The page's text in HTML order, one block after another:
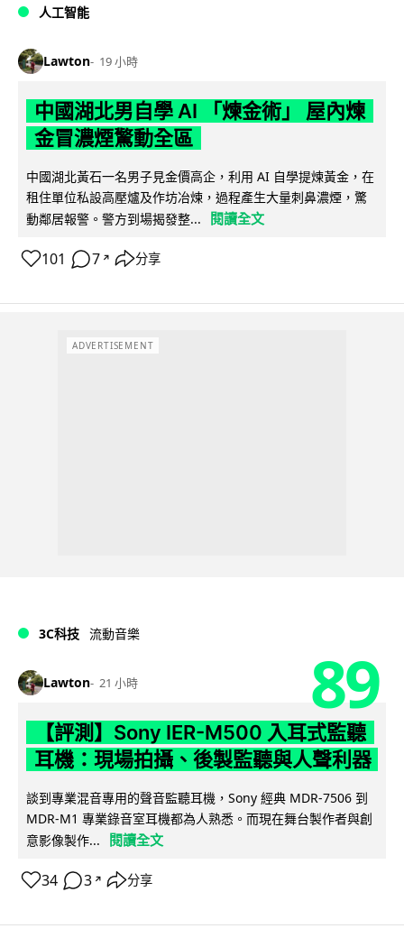
人工智能
Lawton 19 小時
中國湖北男自學 AI 「煉金術」 屋內煉
金冒濃煙驚動全區
中國湖北黃石一名男子見金價高企，利用 AI 自學提煉黃金，在
租住單位私設高壓爐及作坊冶煉，過程產生大量刺鼻濃煙，驚
動鄰居報警。警方到場揭發整...
閱讀全文
101 7 ↗ 分享
ADVERTISEMENT
3C科技 流動音樂
Lawton 21 小時 89
【評測】Sony IER-M500 入耳式監聽
耳機：現場拍攝、後製監聽與人聲利器
談到專業混音專用的聲音監聽耳機，Sony 經典 MDR-7506 到
MDR-M1 專業錄音室耳機都為人熟悉。而現在舞台製作者與創
意影像製作...
閱讀全文
34 3 ↗ 分享